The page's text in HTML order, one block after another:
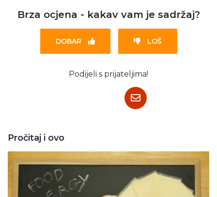
Brza ocjena - kakav vam je sadržaj?
DOBAR LOŠ
Podijeli s prijateljima!
Pročitaj i ovo